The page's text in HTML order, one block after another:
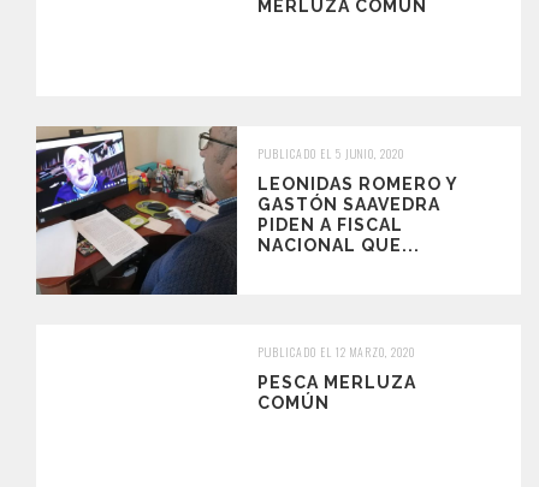
MERLUZA COMÚN
PUBLICADO EL 5 JUNIO, 2020
LEONIDAS ROMERO Y
GASTÓN SAAVEDRA
PIDEN A FISCAL
NACIONAL QUE...
PUBLICADO EL 12 MARZO, 2020
PESCA MERLUZA
COMÚN